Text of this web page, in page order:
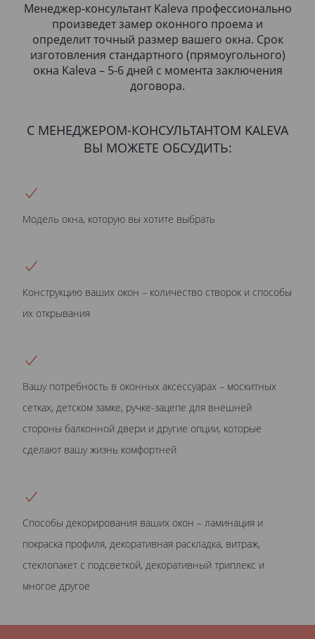
Менеджер-консультант Kaleva профессионально
произведет замер оконного проема и
определит точный размер вашего окна. Срок
изготовления стандартного (прямоугольного)
окна Kaleva – 5-6 дней с момента заключения
договора.
С МЕНЕДЖЕРОМ-КОНСУЛЬТАНТОМ KALEVA
ВЫ МОЖЕТЕ ОБСУДИТЬ:
Модель окна, которую вы хотите выбрать
Конструкцию ваших окон – количество створок и способы
их открывания
Вашу потребность в оконных аксессуарах – москитных
сетках, детском замке, ручке-зацепе для внешней
стороны балконной двери и другие опции, которые
сделают вашу жизнь комфортней
Способы декорирования ваших окон – ламинация и
покраска профиля, декоративная раскладка, витраж,
стеклопакет с подсветкой, декоративный триплекс и
многое другое